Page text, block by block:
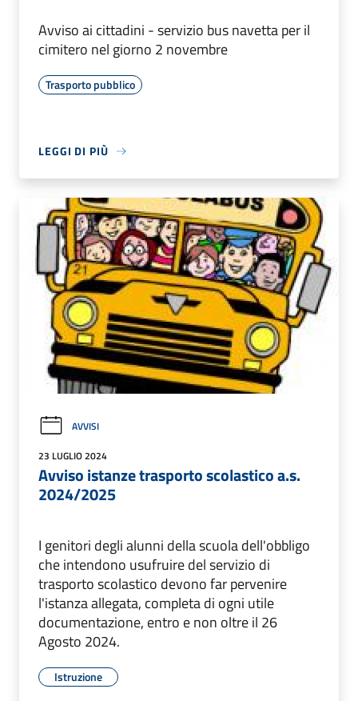
Avviso ai cittadini - servizio bus navetta per il
cimitero nel giorno 2 novembre
Trasporto pubblico
LEGGI DI PIÙ
AVVISI
23 LUGLIO 2024
Avviso istanze trasporto scolastico a.s.
2024/2025
I genitori degli alunni della scuola dell'obbligo
che intendono usufruire del servizio di
trasporto scolastico devono far pervenire
l'istanza allegata, completa di ogni utile
documentazione, entro e non oltre il 26
Agosto 2024.
Istruzione